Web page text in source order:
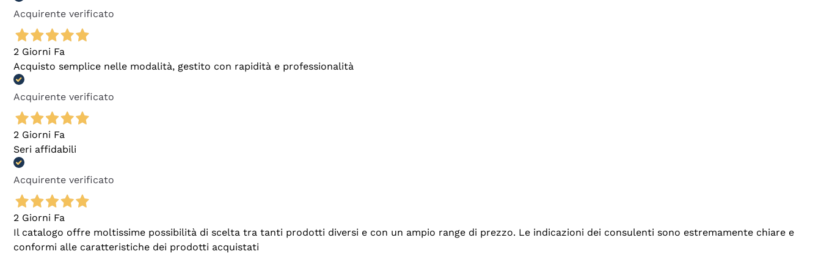
Acquirente verificato
2 Giorni Fa
Acquisto semplice nelle modalità, gestito con rapidità e professionalità
Acquirente verificato
2 Giorni Fa
Seri affidabili
Acquirente verificato
2 Giorni Fa
Il catalogo offre moltissime possibilità di scelta tra tanti prodotti diversi e con un ampio range di prezzo. Le indicazioni dei consulenti sono estremamente chiare e
conformi alle caratteristiche dei prodotti acquistati